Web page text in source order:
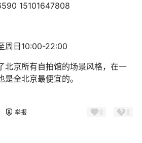
15101647808
周日10:00-22:00
北京所有自拍馆的场景风格，在一
全北京最便宜的。
举报 0 0